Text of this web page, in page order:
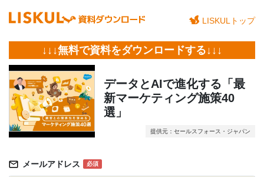
LISKULトップ
↓↓↓無料で資料をダウンロードする↓↓↓
データとAIで進化する「最
新マーケティング施策40
選」
提供元：セールスフォース・ジャパン
メールアドレス 必須